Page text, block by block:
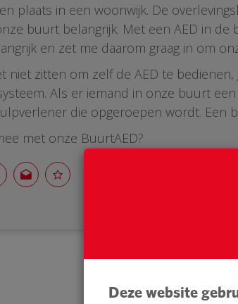
plaats in een woonwijk. De
buurt belangrijk. Met een AED in
en zet me daarom graag in om
niet zitten om zelf de AED te
Als er iemand in onze buurt
die opgeroepen wordt. Een
met onze BuurtAED?
Deze website